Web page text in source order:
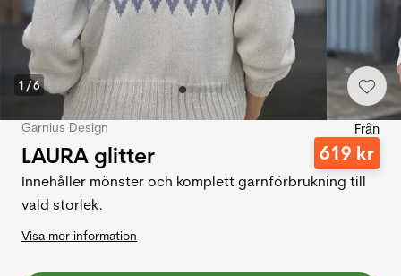
1 /6
Garnius Design
LAURA glitter
Från
619 kr
Innehåller mönster och komplett garnförbrukning till
vald storlek.
Visa mer information